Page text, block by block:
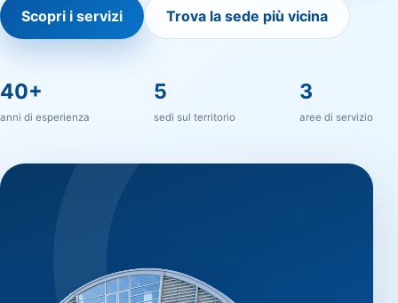
Scopri i servizi Trova la sede più vicina
40+
anni di esperienza
5
sedi sul territorio
3
aree di servizio